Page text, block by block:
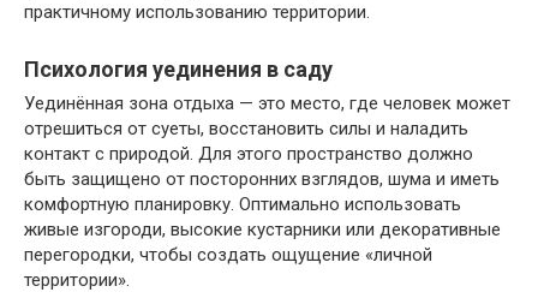
практичному использованию территории.
Психология уединения в саду
Уединённая зона отдыха — это место, где человек может
отрешиться от суеты, восстановить силы и наладить
контакт с природой. Для этого пространство должно
быть защищено от посторонних взглядов, шума и иметь
комфортную планировку. Оптимально использовать
живые изгороди, высокие кустарники или декоративные
перегородки, чтобы создать ощущение «личной
территории».